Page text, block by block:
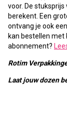
voor. De
berekent. Een
ontvang je ook
kan bestellen met
abonnement?
Rotim
Laat jouw dozen